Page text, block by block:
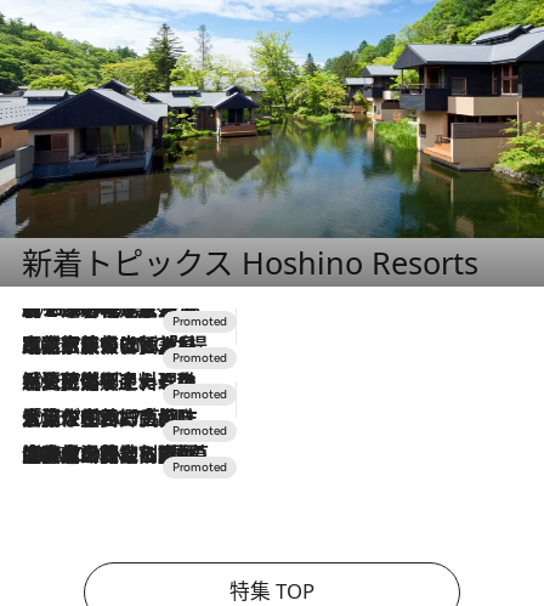
新着トピックス Hoshino Resorts
2026.8.7
【トンボの足水浴】ヒノキの香りに包まれて涼感マックス！約13℃の湧水かけ流しを避暑地「星野温泉 トンボの湯」で体験
2026.7.31
【ホテル帰省】という選択肢をOMOが提案。家族とほどよい距離を保つには「昼は実家、夜は気兼ねなくホテルで！」
2026.7.24
【夏限定ディナーコース】旬を迎える稚鮎や花ズッキーニなどをイタリア・トスカーナの郷土料理の手法で満喫！
2026.7.17
「土佐和ハーブかき氷」がOMO7高知に登場！生姜、山椒、大葉など目にも舌にも涼を呼ぶ郷土の味
2026.7.10
NEW OPEN！【界 草津】名湯の地に誕生。趣の異なる2種の温泉と上州ならではの会席・蕎麦割烹など美食を味わう究極の癒やし旅
特集 TOP